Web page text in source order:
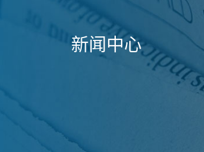
新闻中心